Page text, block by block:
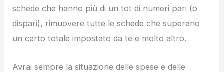
schede che hanno più di un tot di numeri pari (o
dispari), rimuovere tutte le schede che superano
un certo totale impostato da te e molto altro.
Avrai sempre la situazione delle spese e delle